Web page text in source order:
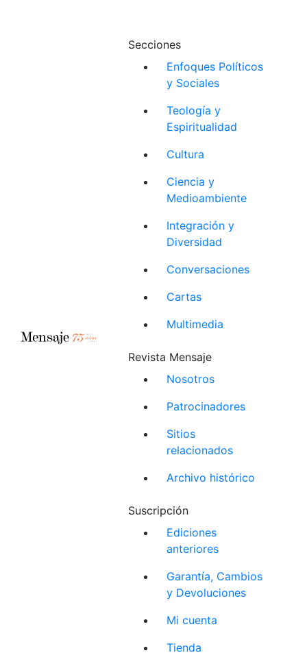
Secciones
Enfoques Políticos
y Sociales
Teología y
Espiritualidad
Cultura
Ciencia y
Medioambiente
Integración y
Diversidad
Conversaciones
Cartas
Multimedia
Revista Mensaje
Nosotros
Patrocinadores
Sitios
relacionados
Archivo histórico
Suscripción
Ediciones
anteriores
Garantía, Cambios
y Devoluciones
Mi cuenta
Tienda